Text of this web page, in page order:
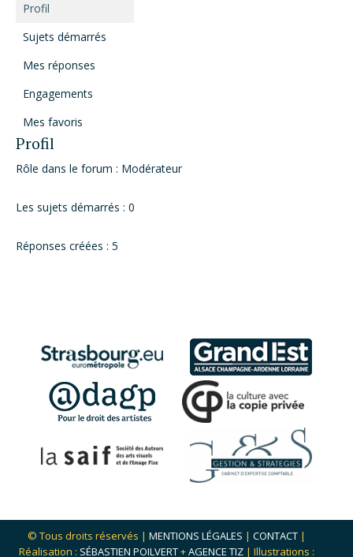
Profil
Sujets démarrés
Mes réponses
Engagements
Mes favoris
Profil
Rôle dans le forum : Modérateur
Les sujets démarrés : 0
Réponses créées : 5
© Tous droits réservés | MENTIONS LÉGALES | CONTACT |
Réalisation : SÉBASTIEN POILVERT+AGENCE TIZ | Illustrations :